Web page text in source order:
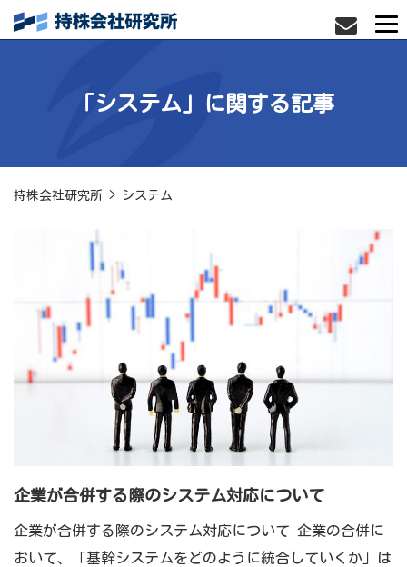
「システム」に関する記事
持株会社研究所 > システム
企業が合併する際のシステム対応について
企業が合併する際のシステム対応について 企業の合併に
おいて、「基幹システムをどのように統合していくか」は